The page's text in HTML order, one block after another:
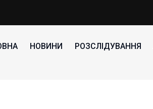
НОВИНИ РОЗСЛІДУВАННЯ